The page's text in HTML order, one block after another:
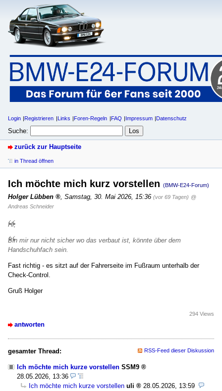
Login Registrieren Links Foren-Regeln FAQ Impressum Datenschutz
Suche:
zurück zur Hauptseite
in Thread öffnen
Ich möchte mich kurz vorstellen (BMW-E24-Forum)
Holger Lübben Samstag, 30. Mai 2026, 15:36 (vor 69 Tagen) @
Andreas Schneider
Hi,
Bin mir nur nicht sicher wo das verbaut ist, könnte über dem
Handschuhfach sein.
Fast richtig - es sitzt auf der Fahrerseite im Fußraum unterhalb der
Check-Control.
Gruß Holger
antworten
294 Views
gesamter Thread: RSS-Feed dieser Diskussion
Ich möchte mich kurze vorstellen SSM9
28.05.2026, 13:36
Ich möchte mich kurze vorstellen uli
28.05.2026, 13:59